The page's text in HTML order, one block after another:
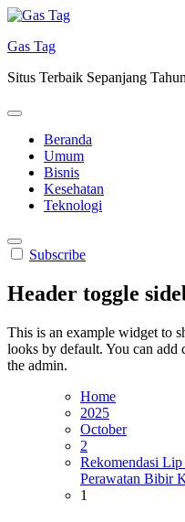
Skip
content
Gas Tag
Situs Terbaik Sepanjang
Beranda
Umum
Bisnis
Kesehatan
Teknologi
Subscribe
Header toggle
This is an example widget to
looks by default. You can add
the admin.
Home
2025
October
2
Rekomendasi
Perawatan Bibir
1